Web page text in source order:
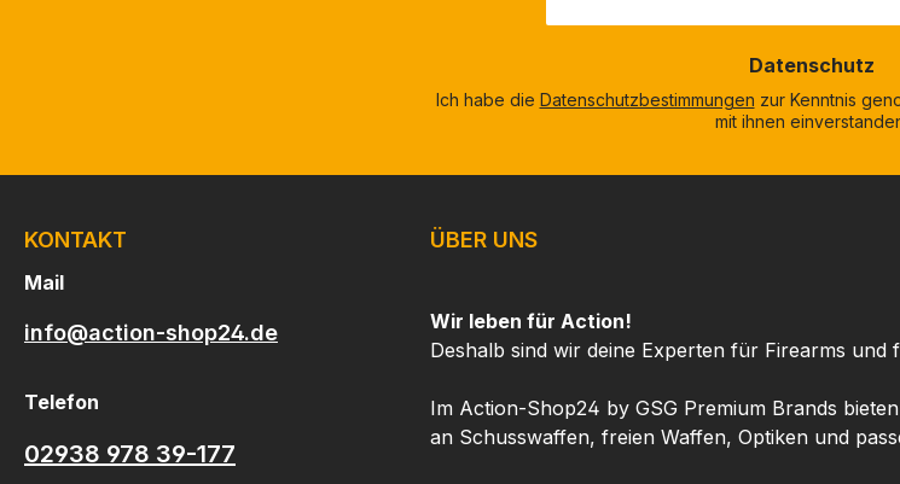
Datenschutz
Ich habe die Datenschutzbestimmungen zur Kenntnis
mit ihnen
ÜBER UNS
Wir leben für Action!
Deshalb sind wir deine Experten für Firearms und
Im Action-Shop24 by GSG Premium Brands
an Schusswaffen, freien Waffen, Optiken und
KONTAKT
Mail
info@action-shop24.de
Telefon
02938 978 39-177